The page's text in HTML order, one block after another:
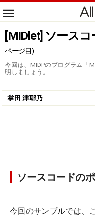
[MIDlet] ソース
ページ目)
今回は、MIDPのプログラム「
明しましょう。
掌田 津耶乃
ソースコードの
今回のサンプルでは、